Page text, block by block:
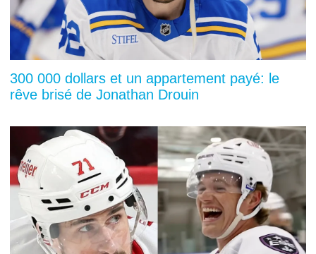
300 000 dollars et un appartement payé: le
rêve brisé de Jonathan Drouin